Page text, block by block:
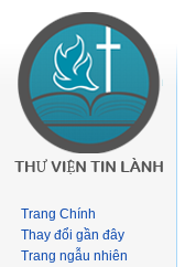
Trang Chính
Thay đổi gần đây
Trang ngẫu nhiên